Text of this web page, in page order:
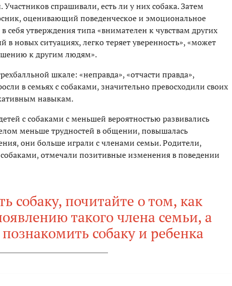
спрашивали, есть ли у них собака. Затем
оценивающий поведенческое и эмоциональное
себя утверждения типа «внимателен к чувствам других
новых ситуациях, легко теряет уверенность», «может
к другим людям».
шкале: «неправда», «отчасти правда»,
в семьях с собаками, значительно превосходили своих
навыкам.
с собаками с меньшей вероятностью развивались
меньше трудностей в общении, повышалась
они больше играли с членами семьи. Родители,
отмечали позитивные изменения в поведении
собаку, почитайте о том, как
такого члена семьи, а
собаку и ребенка